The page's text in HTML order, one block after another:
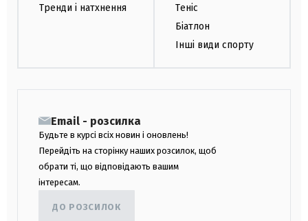
Тренди і натхнення
Теніс
Біатлон
Інші види спорту
Email - розсилка
Будьте в курсі всіх новин і оновлень!
Перейдіть на сторінку наших розсилок, щоб
обрати ті, що відповідають вашим
інтересам.
ДО РОЗСИЛОК